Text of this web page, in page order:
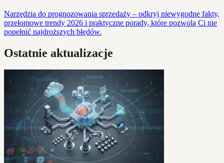
Narzędzia do prognozowania sprzedaży – odkryj niewygodne fakty,
przełomowe trendy 2026 i praktyczne porady, które pozwolą Ci nie
popełnić najdroższych błędów.
Ostatnie aktualizacje